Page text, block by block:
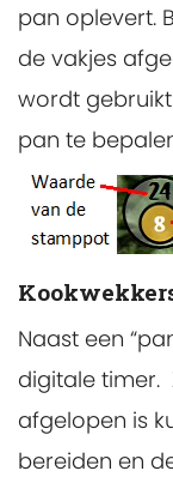
pan oplevert.
de vakjes
wordt
pan te
Naast een
digitale timer.
afgelopen is
bereiden en